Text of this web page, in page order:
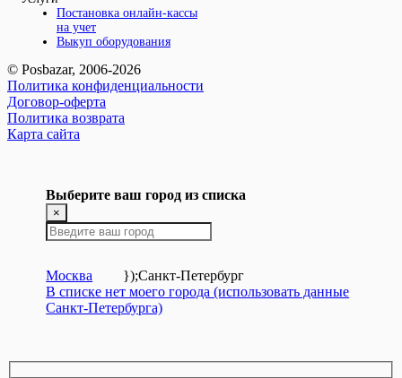
Постановка онлайн-кассы
на учет
Выкуп оборудования
© Posbazar, 2006-2026
Политика конфиденциальности
Договор-оферта
Политика возврата
Карта сайта
Выберите ваш город из списка
×
Москва });Санкт-Петербург
В списке нет моего города (использовать данные
Санкт-Петербурга)